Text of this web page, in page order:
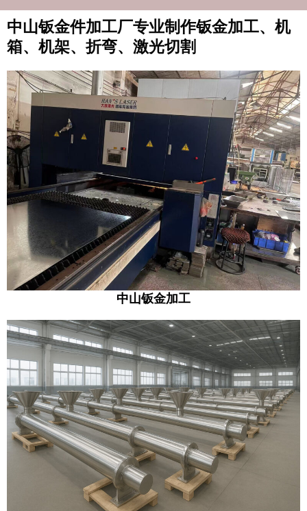
中山钣金件加工厂专业制作钣金加工、机
箱、机架、折弯、激光切割
中山钣金加工